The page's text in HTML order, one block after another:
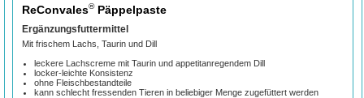
ReConvales®Päppelpaste
Ergänzungsfuttermittel
Mit frischem Lachs, Taurin und Dill
leckere Lachscreme mit Taurin und appetitanregendem Dill
locker-leichte Konsistenz
ohne Fleischbestandteile
kann schlecht fressenden Tieren in beliebiger Menge zugefüttert werden